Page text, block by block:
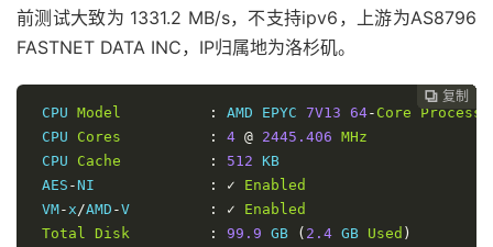
前测试大致为 1331.2 MB/s，不支持ipv6，上游为AS8796
FASTNET DATA INC，IP归属地为洛杉矶。
 复制
 复制
 复制
 复制
 复制
 复制
 复制
CPU Model : AMD EPYC 7V13 64- Core
CPU Cores : 4 @ 2445.406 MHz
CPU Cache : 512 KB
AES -NI : ✓
Enabled
VM- x /AMD -V : ✓
Enabled
Total
Disk : 99.9 GB ( 2.4 GB Used )